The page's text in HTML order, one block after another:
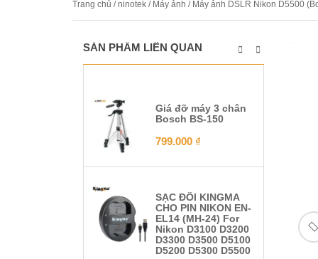
Trang chủ /ninotek / Máy ảnh / Máy ảnh DSLR Nikon D5500
SẢN PHẨM LIÊN QUAN
Giá đỡ máy 3 chân
Bosch BS-150
799.000 ₫
SẠC ĐÔI KINGMA
CHO PIN NIKON EN-
EL14 (MH-24) For
Nikon D3100 D3200
D3300 D3500 D5100
D5200 D5300 D5500